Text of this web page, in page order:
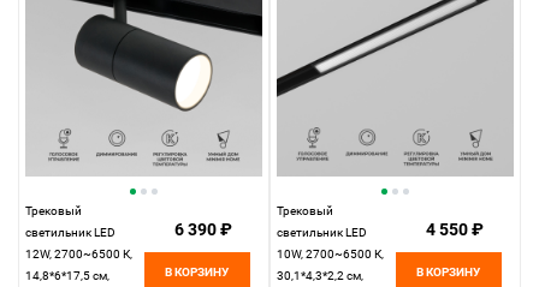
Трековый
светильник LED
12W, 2700~6500 К,
14,8*6*17,5 см,
6 390 ₽
В КОРЗИНУ
Трековый
светильник LED
10W, 2700~6500 К,
30,1*4,3*2,2 см,
4 550 ₽
В КОРЗИНУ